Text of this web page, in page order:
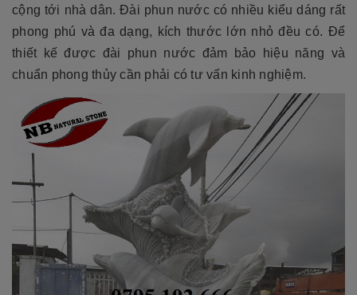
cộng tới nhà dân. Đài phun nước có nhiều kiểu dáng rất
phong phú và đa dạng, kích thước lớn nhỏ đều có. Để
thiết kế được đài phun nước đảm bảo hiệu năng và
chuẩn phong thủy cần phải có tư vấn kinh nghiệm.